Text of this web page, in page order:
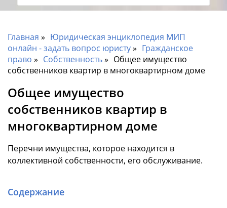
Главная
Юридическая энциклопедия МИП
онлайн - задать вопрос юристу
Гражданское
право
Собственность
Общее имущество
собственников квартир в многоквартирном доме
Общее имущество
собственников квартир в
многоквартирном доме
Перечни имущества, которое находится в
коллективной собственности, его обслуживание.
Содержание